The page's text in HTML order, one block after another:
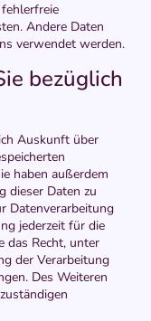
Andere Daten
verwendet werden.
bezüglich
Auskunft über
haben außerdem
dieser Daten zu
Datenverarbeitung
jederzeit für die
das Recht, unter
der Verarbeitung
Des Weiteren